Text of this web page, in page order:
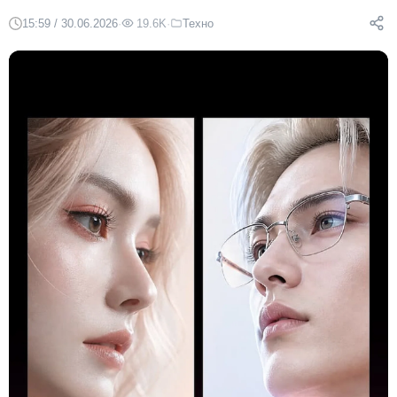
15:59 / 30.06.2026· 19.6K· Техно